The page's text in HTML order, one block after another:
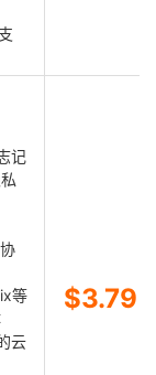
记
等
云
$3.79